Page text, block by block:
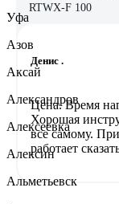
RTWX-F 100
Денис .
Цена. Время
Хорошая
все самому.
работает
Уфа
Азов
Аксай
Александров
Алексеевка
Алексин
Альметьевск